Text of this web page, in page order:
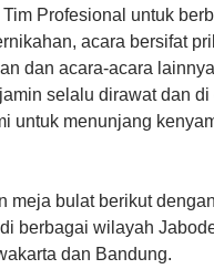
Profesional untuk
acara bersifat
dan acara-acara
selalu dirawat dan
untuk menunjang
meja bulat berikut
berbagai wilayah
dan Bandung.